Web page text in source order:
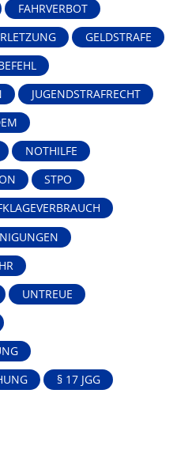
FAHRVERBOT
GELDSTRAFE
JUGENDSTRAFRECHT
NOTHILFE
STPO
UNTREUE
§ 17 JGG